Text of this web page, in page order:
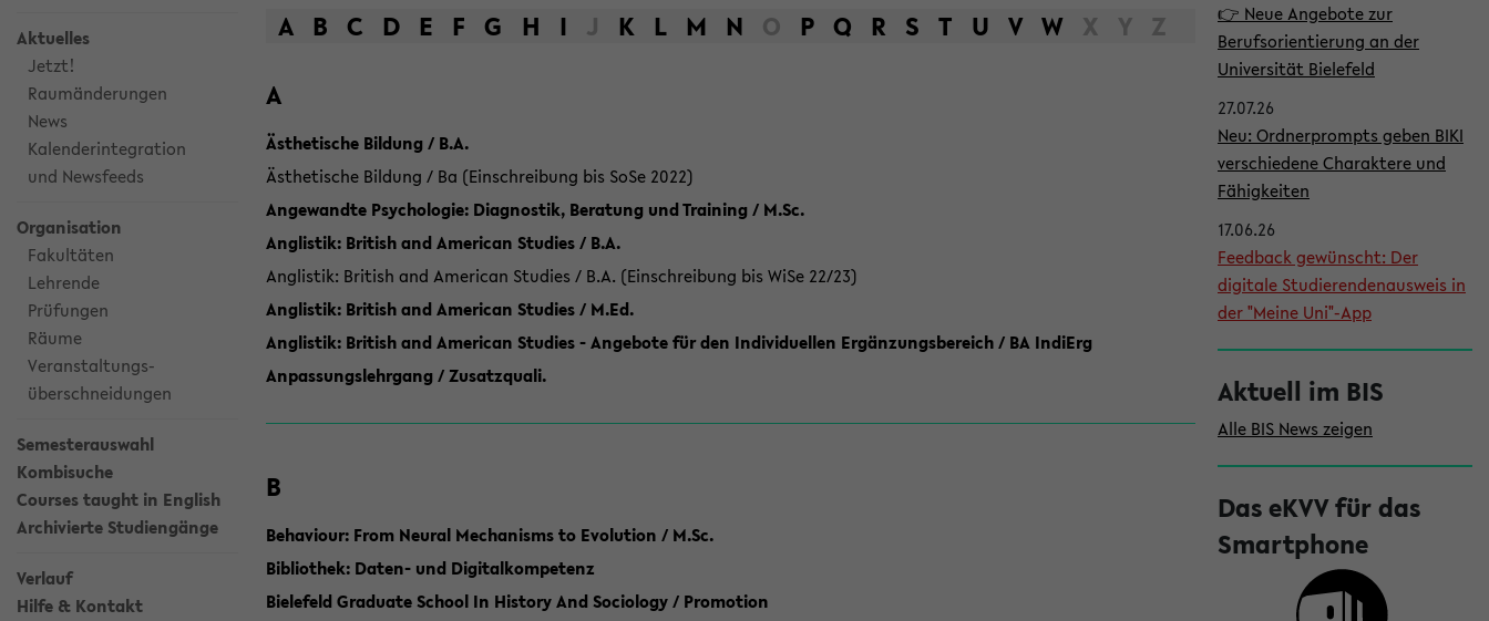
Aktuelles
Jetzt!
Raumänderungen
News
Kalenderintegration
und Newsfeeds
Organisation
Fakultäten
Lehrende
Prüfungen
Räume
Veranstaltungs-
überschneidungen
Semesterauswahl
Kombisuche
Courses taught in English
Archivierte Studiengänge
Verlauf
Hilfe & Kontakt
A B C D E F G H I J K L M N O P Q R S T U V W X Y Z
A
Ästhetische Bildung / B.A.
Ästhetische Bildung / Ba (Einschreibung bis SoSe 2022)
Angewandte Psychologie: Diagnostik, Beratung und Training / M.Sc.
Anglistik: British and American Studies / B.A.
Anglistik: British and American Studies / B.A. (Einschreibung bis WiSe 22/23)
Anglistik: British and American Studies / M.Ed.
Anglistik: British and American Studies - Angebote für den Individuellen Ergänzungsbereich / BA IndiErg
Anpassungslehrgang / Zusatzquali.
B
Behaviour: From Neural Mechanisms to Evolution / M.Sc.
Bibliothek: Daten- und Digitalkompetenz
Bielefeld Graduate School In History And Sociology / Promotion
👉 Neue Angebote zur
Berufsorientierung an der
Universität Bielefeld
27.07.26
Neu: Ordnerprompts geben BIKI
verschiedene Charaktere und
Fähigkeiten
17.06.26
Feedback gewünscht: Der
digitale Studierendenausweis in
der "Meine Uni"-App
Aktuell im BIS
Alle BIS News zeigen
Das eKVV für das
Smartphone